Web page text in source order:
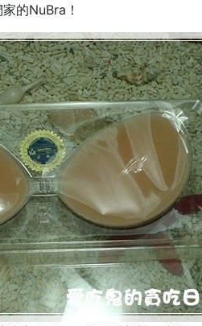
的NuBra！